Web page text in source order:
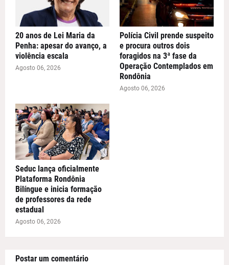
20 anos de Lei Maria da
Penha: apesar do avanço, a
violência escala
Agosto 06, 2026
Polícia Civil prende suspeito
e procura outros dois
foragidos na 3ª fase da
Operação Contemplados em
Rondônia
Agosto 06, 2026
Seduc lança oficialmente
Plataforma Rondônia
Bilíngue e inicia formação
de professores da rede
estadual
Agosto 06, 2026
Postar um comentário